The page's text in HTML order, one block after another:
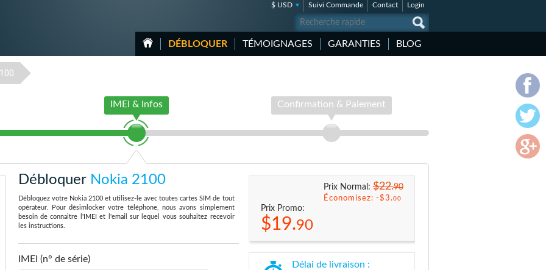
$ USD Suivi Commande Contact Login
DÉBLOQUER TÉMOIGNAGES GARANTIES BLOG
IMEI & Infos Confirmation & Paiement
Débloquer Nokia 2100
Débloquez votre Nokia 2100 et utilisez-le avec toutes cartes SIM de tout
opérateur. Pour désimlocker votre téléphone, nous avons simplement
besoin de connaitre l'IMEI et l'email sur lequel vous souhaitez recevoir
les instructions.
IMEI (n° de série)
Prix Normal:$22.90
Économisez: -$3.00
Prix Promo:
$19.90
Délai de livraison :